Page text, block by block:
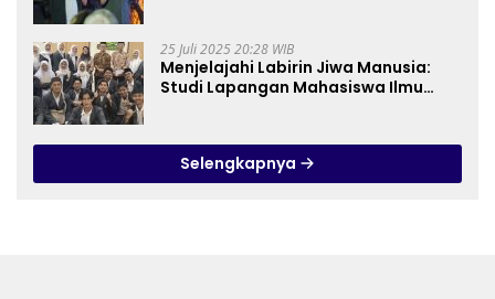
25 Juli 2025 20:28 WIB
Menjelajahi Labirin Jiwa Manusia:
Studi Lapangan Mahasiswa Ilmu
Selengkapnya